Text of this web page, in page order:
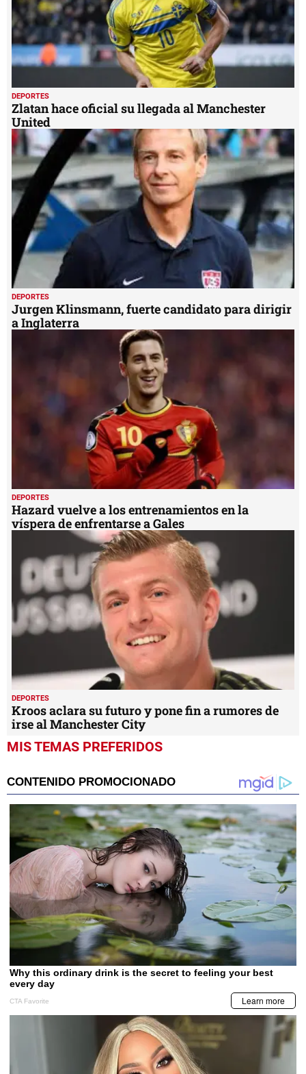
DEPORTES
Zlatan hace oficial su llegada al Manchester
United
DEPORTES
Jurgen Klinsmann, fuerte candidato para dirigir
a Inglaterra
DEPORTES
Hazard vuelve a los entrenamientos en la
víspera de enfrentarse a Gales
DEPORTES
Kroos aclara su futuro y pone fin a rumores de
irse al Manchester City
MIS TEMAS PREFERIDOS